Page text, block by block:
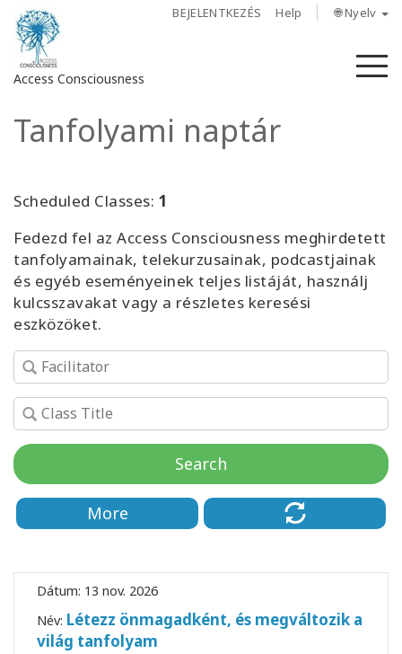
BEJELENTKEZÉS Help 🌐 Nyelv
Access Consciousness
Bejelentkezés
Access
Bars
Régiók
Tanfolyamok
Facilitators
KAPCSOLAT
Tanfolyami naptár
Scheduled Classes: 1
Fedezd fel az Access Consciousness meghirdetett
tanfolyamainak, telekurzusainak, podcastjainak
és egyéb eseményeinek teljes listáját, használj
kulcsszavakat vagy a részletes keresési
eszközöket.
Search
More
Dátum: 13 nov. 2026
Név: Létezz önmagadként, és megváltozik a
világ tanfolyam